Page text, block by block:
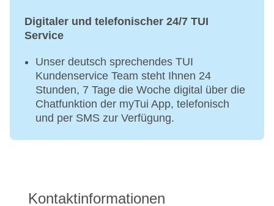
Digitaler und telefonischer 24/7 TUI
Service
Unser deutsch sprechendes TUI
Kundenservice Team steht Ihnen 24
Stunden, 7 Tage die Woche digital über die
Chatfunktion der myTui App, telefonisch
und per SMS zur Verfügung.
Kontaktinformationen